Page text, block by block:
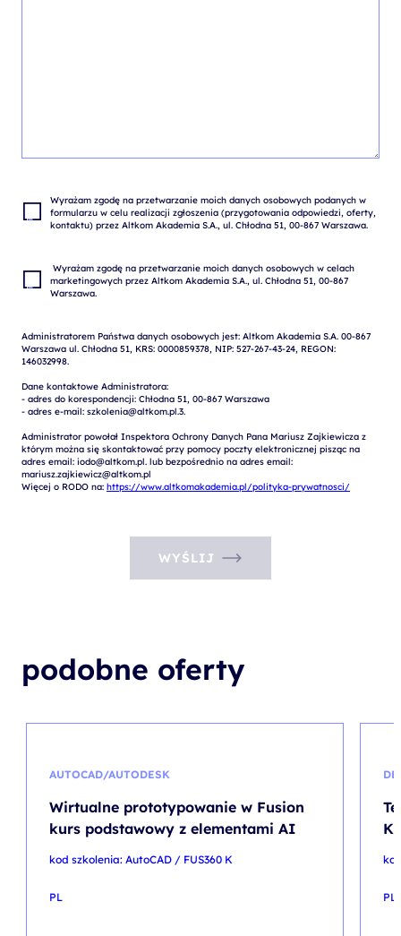
Wyrażam zgodę na przetwarzanie moich danych osobowych podanych w
formularzu w celu realizacji zgłoszenia (przygotowania odpowiedzi, oferty,
marketingowych przez Altkom Akademia S.A., ul. Chłodna 51, 00-867
Administratorem Państwa danych osobowych jest: Altkom Akademia S.A. 00-867
Warszawa ul. Chłodna 51, KRS: 0000859378, NIP: 527-267-43-24, REGON:
146032998.
Dane kontaktowe Administratora:
- adres do korespondencji: Chłodna 51, 00-867 Warszawa
- adres e-mail: szkolenia@altkom.pl.3.
Administrator powołał Inspektora Ochrony Danych Pana Mariusz Zajkiewicza z
którym można się skontaktować przy pomocy poczty elektronicznej pisząc na
adres email: iodo@altkom.pl. lub bezpośrednio na adres email:
mariusz.zajkiewicz@altkom.pl
Więcej o RODO na: https://www.altkomakademia.pl/polityka-prywatnosci/
WYŚLIJ
podobne oferty
AUTOCAD/AUTODESK
Wirtualne prototypowanie w Fusion
kurs podstawowy z elementami AI
kod szkolenia: AutoCAD / FUS360 K
PL PL